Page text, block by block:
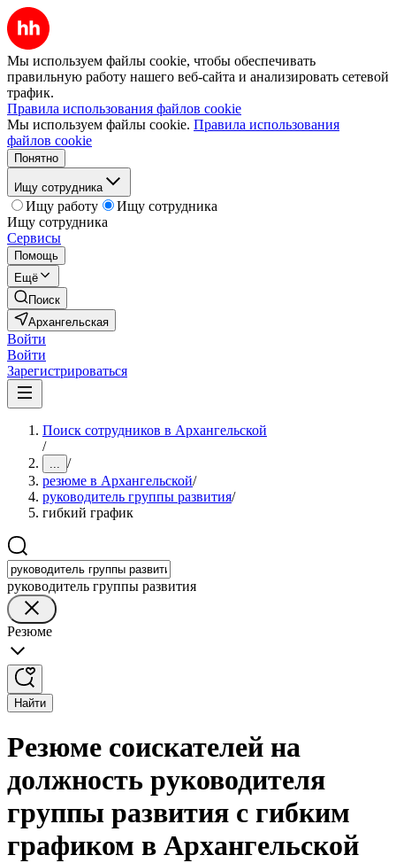
Мы используем файлы cookie, чтобы обеспечивать
правильную работу нашего веб-сайта и анализировать сетевой
трафик.
Правила использования файлов cookie
Мы используем файлы cookie. Правила использования
файлов cookie
Понятно
Ищу сотрудника
Ищу работу
Ищу сотрудника
Ищу сотрудника
Сервисы
Помощь
Ещё
Поиск
Архангельская
Войти
Войти
Зарегистрироваться
Поиск сотрудников в Архангельской
/
... /
резюме в Архангельской/
руководитель группы развития/
гибкий график
руководитель группы развития
Резюме
Найти
Резюме соискателей на
должность руководителя
группы развития с гибким
графиком в Архангельской